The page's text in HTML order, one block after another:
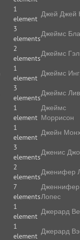
1
element
3
elements
2
elements
1
element
3
elements
1
element
1
element
3
elements
2
elements
7
elements
1
element
1
element
Джей Джей
Джеймс
Джеймс
Джеймс
Джеймс
Джеймс
Моррисон
Джейн
Дженис
Дженифер
Дженнифер
Лопес
Джерард
Джерард